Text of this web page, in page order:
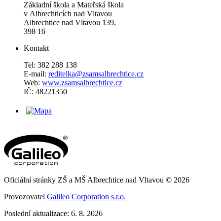
Základní škola a Mateřská škola
v Albrechticích nad Vltavou
Albrechtice nad Vltavou 139,
398 16
Kontakt
Tel: 382 288 138
E-mail: reditelka@zsamsalbrechtice.cz
Web: www.zsamsalbrechtice.cz
IČ: 48221350
Oficiální stránky ZŠ a MŠ Albrechtice nad Vltavou © 2026
Provozovatel Galileo Corporation s.r.o.
Poslední aktualizace: 6. 8. 2026